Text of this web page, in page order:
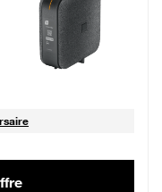
par mois, Sans engagement